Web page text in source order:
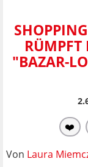
RÜMPFT
"BAZAR-
❤️
Von Laura